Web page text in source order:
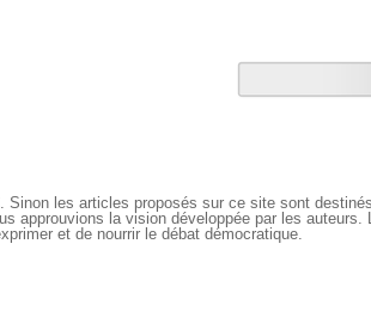
Sinon les articles proposés sur ce site sont
approuvions la vision développée par les auteurs.
et de nourrir le débat démocratique.